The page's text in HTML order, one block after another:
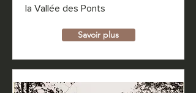
la Vallée des Ponts
Savoir plus